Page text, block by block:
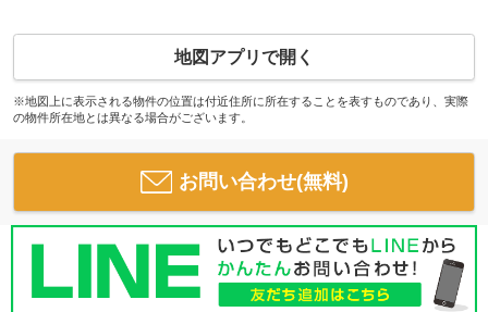
地図アプリで開く
※地図上に表示される物件の位置は付近住所に所在することを表すものであり、実際
の物件所在地とは異なる場合がございます。
お問い合わせ(無料)